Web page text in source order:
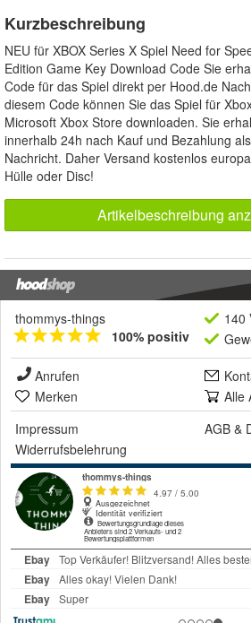
Kurzbeschreibung
NEU für XBOX Series X Spiel Need for
Edition Game Key Download Code Sie
Code für das Spiel direkt per Hood.de
diesem Code können Sie das Spiel für
Microsoft Xbox Store downloaden. Sie
innerhalb 24h nach Kauf und Bezahlung
Nachricht. Daher Versand kostenlos
Hülle oder Disc!
Artikelbeschreibung
thommys-things
100% positiv
140
Anrufen
Merken
Alle
Impressum
AGB &
Widerrufsbelehrung